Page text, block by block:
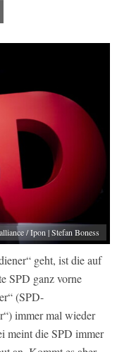
/ Ipon | Stefan Boness
geht, ist die auf
SPD ganz vorne
(SPD-
immer mal wieder
meint die SPD immer